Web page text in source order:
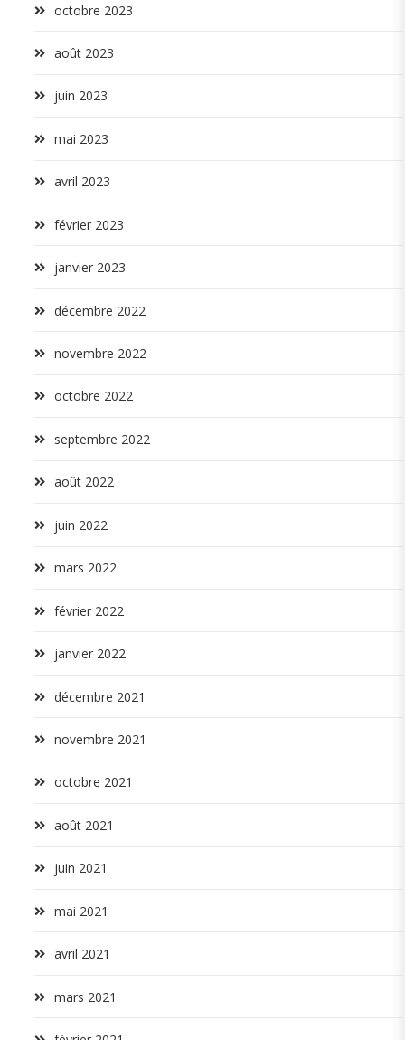
octobre 2023
août 2023
juin 2023
mai 2023
avril 2023
février 2023
janvier 2023
décembre 2022
novembre 2022
octobre 2022
septembre 2022
août 2022
juin 2022
mars 2022
février 2022
janvier 2022
décembre 2021
novembre 2021
octobre 2021
août 2021
juin 2021
mai 2021
avril 2021
mars 2021